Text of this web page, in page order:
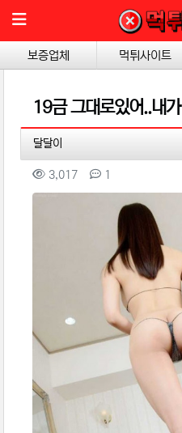
메뉴
보증업체 먹튀사이트
19금 그대로있어..내가
작성자 정보
달달이
컨텐츠 정보
3,017조회 1